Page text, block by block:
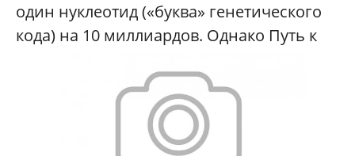
один нуклеотид («буква» генетического
кода) на 10 миллиардов. Однако Путь к